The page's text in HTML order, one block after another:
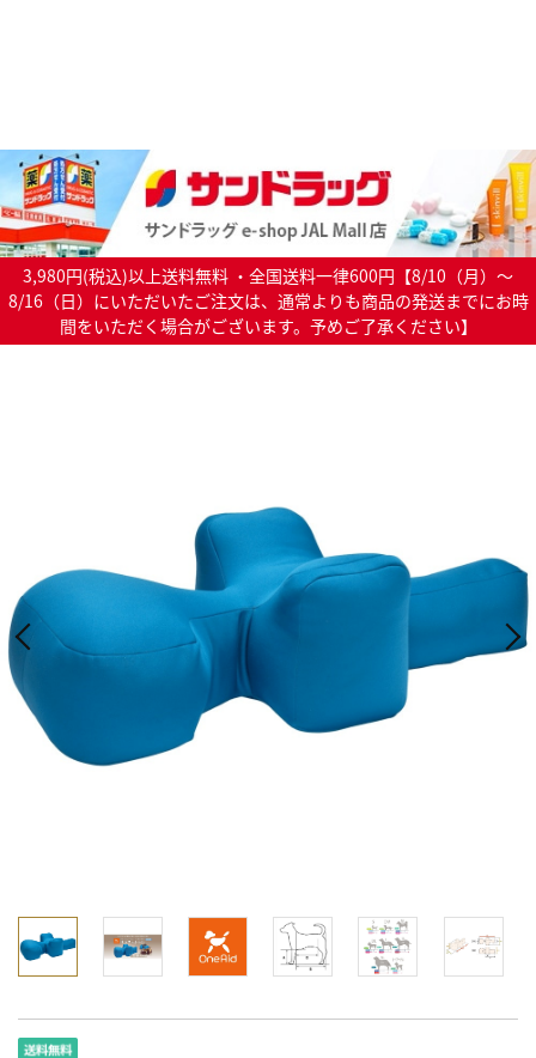
3,980円(税込)以上送料無料 ・全国送料一律600円【8/10（月）～
8/16（日）にいただいたご注文は、通常よりも商品の発送までにお時
間をいただく場合がございます。予めご了承ください】